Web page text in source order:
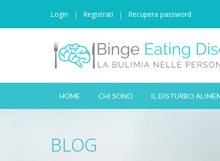
Login Registrati Recupera password
HOME CHI SONO IL DISTURBO
BLOG